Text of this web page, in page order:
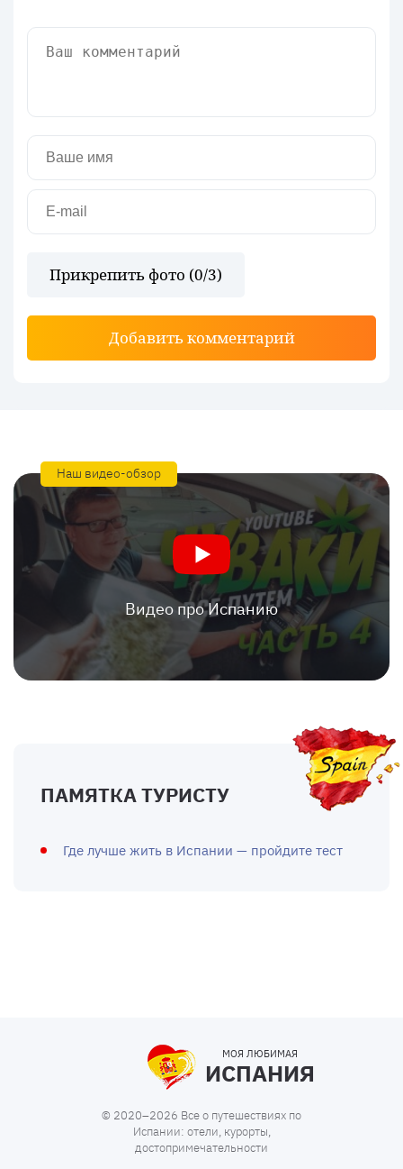
Прикрепить фото (0/3)
Добавить комментарий
Наш видео-обзор
Видео про Испанию
ПАМЯТКА ТУРИСТУ
Где лучше жить в Испании — пройдите тест
МОЯ ЛЮБИМАЯ
ИСПАНИЯ
© 2020–2026 Все о путешествиях по
Испании: отели, курорты,
достопримечательности